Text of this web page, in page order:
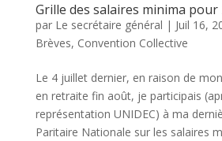
Grille des salaires minima pour
par Le secrétaire général | Juil 16,
Brèves, Convention Collective
Le 4 juillet dernier, en raison de
en retraite fin août, je participais
représentation UNIDEC) à ma
Paritaire Nationale sur les salaires